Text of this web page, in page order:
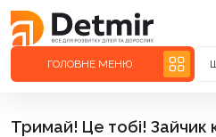
ГОЛОВНЕ МЕНЮ
Тримай! Це тобі! Зайчик